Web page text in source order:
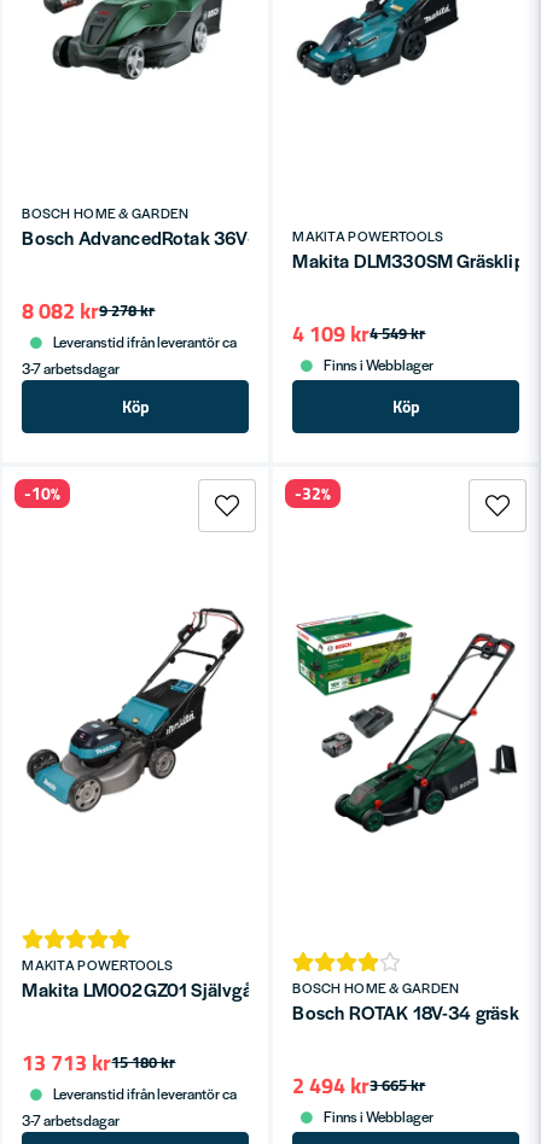
BOSCH HOME & GARDEN
Bosch AdvancedRotak 36V-44-750 Gräsklippare 36V
9 278 kr
8 082 kr
Leveranstid ifrån leverantör ca
3-7 arbetsdagar
Köp
MAKITA POWERTOOLS
Makita DLM330SM
4 549 kr
4 109 kr
Finns i Webblager
Köp
MAKITA POWERTOOLS
Makita LM002GZ01 Självgående Gräsklippare XGT 40V 53cm
15 180 kr
13 713 kr
Leveranstid ifrån leverantör ca
3-7 arbetsdagar
-10%
BOSCH HOME & GARDEN
Bosch ROTAK 18V-34
3 665 kr
2 494 kr
Finns i Webblager
-32%